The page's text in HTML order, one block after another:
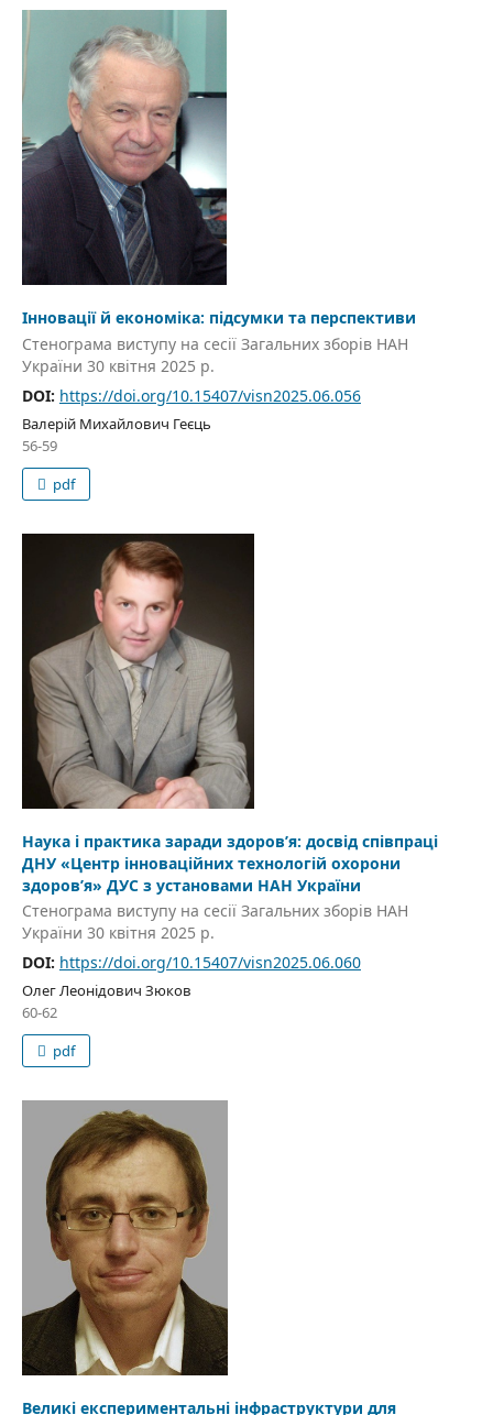
Інновації й економіка: підсумки та перспективи
Стенограма виступу на сесії Загальних зборів НАН
України 30 квітня 2025 р.
DOI: https://doi.org/10.15407/visn2025.06.056
Валерій Михайлович Геєць
56-59
pdf
Наука і практика заради здоров’я: досвід співпраці
ДНУ «Центр інноваційних технологій охорони
здоров’я» ДУС з установами НАН України
Стенограма виступу на сесії Загальних зборів НАН
України 30 квітня 2025 р.
DOI: https://doi.org/10.15407/visn2025.06.060
Олег Леонідович Зюков
60-62
pdf
Великі експериментальні інфраструктури для